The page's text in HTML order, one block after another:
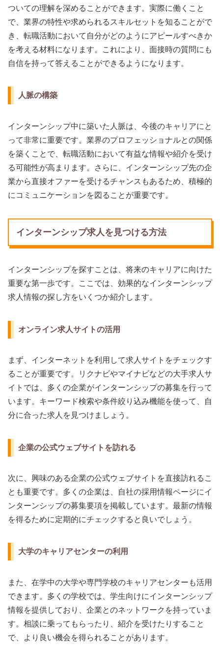
ついての理解を深めることができます。実際に働くこと
で、業界の特性や求められるスキルセットを知ることがで
き、転職活動において自分がどのようにアピールすべきか
を考える材料になります。これにより、面接時の質問にも
自信を持って答えることができるようになります。
人脈の構築
インターンシップ中に築いた人脈は、今後のキャリアにと
って非常に重要です。業界のプロフェッショナルとの関係
を築くことで、転職活動において有益な情報や紹介を受け
る可能性が高まります。さらに、インターンシップ先の企
業から直接オファーを受けるチャンスもあるため、積極的
にコミュニケーションを図ることが重要です。
インターンシップ求人を見つける方法
インターンシップを探すことは、将来のキャリアに向けた
重要な第一歩です。ここでは、効果的なインターンシップ
求人情報の探し方をいくつか紹介します。
オンライン求人サイトの活用
まず、インターネットを利用して求人サイトをチェックす
ることが重要です。リクナビやマイナビなどの大手求人サ
イトでは、多くの企業がインターンシップの募集を行って
います。キーワード検索や条件絞り込み機能を使って、自
分に合った求人を見つけましょう。
企業の公式ウェブサイトを訪れる
次に、興味のある企業の公式ウェブサイトを直接訪れるこ
とも重要です。多くの企業は、自社の採用情報ページにイ
ンターンシップの募集要項を掲載しています。最新の情報
を得るために定期的にチェックすると良いでしょう。
大学のキャリアセンターの利用
また、在学中の大学や専門学校のキャリアセンターも活用
できます。多くの学校では、学生向けにインターンシップ
情報を提供しており、企業とのネットワークを持っていま
す。相談に乗ってもらったり、紹介を受けたりすること
で、より良い機会を得られることがあります。